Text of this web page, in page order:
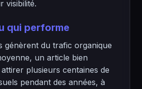
visibilité.
qui performe
génèrent du trafic organique
un article bien
plusieurs centaines de
pendant des années, à